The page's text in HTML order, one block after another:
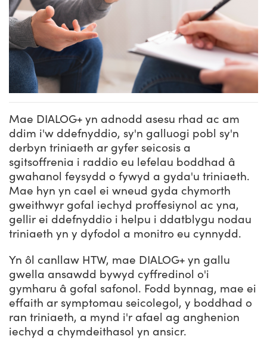
Mae DIALOG+ yn adnodd asesu rhad ac am
ddim i'w ddefnyddio, sy'n galluogi pobl sy'n
derbyn triniaeth ar gyfer seicosis a
sgitsoffrenia i raddio eu lefelau boddhad â
gwahanol feysydd o fywyd a gyda'u triniaeth.
Mae hyn yn cael ei wneud gyda chymorth
gweithwyr gofal iechyd proffesiynol ac yna,
gellir ei ddefnyddio i helpu i ddatblygu nodau
triniaeth yn y dyfodol a monitro eu cynnydd.
Yn ôl canllaw HTW, mae DIALOG+ yn gallu
gwella ansawdd bywyd cyffredinol o'i
gymharu â gofal safonol. Fodd bynnag, mae ei
effaith ar symptomau seicolegol, y boddhad o
ran triniaeth, a mynd i'r afael ag anghenion
iechyd a chymdeithasol yn ansicr.